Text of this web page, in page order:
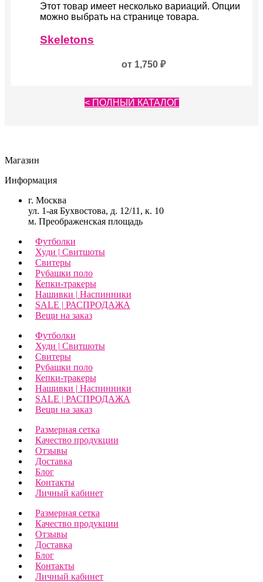
Этот товар имеет несколько вариаций. Опции
можно выбрать на странице товара.
Skeletons
от 1,750 ₽
< ПОЛНЫЙ КАТАЛОГ
Магазин
Информация
г. Москва
ул. 1-ая Бухвостова, д. 12/11, к. 10
м. Преображенская площадь
Футболки
Худи | Свитшоты
Свитеры
Рубашки поло
Кепки-тракеры
Нашивки | Наспинники
SALE | РАСПРОДАЖА
Вещи на заказ
Футболки
Худи | Свитшоты
Свитеры
Рубашки поло
Кепки-тракеры
Нашивки | Наспинники
SALE | РАСПРОДАЖА
Вещи на заказ
Размерная сетка
Качество продукции
Отзывы
Доставка
Блог
Контакты
Личный кабинет
Размерная сетка
Качество продукции
Отзывы
Доставка
Блог
Контакты
Личный кабинет